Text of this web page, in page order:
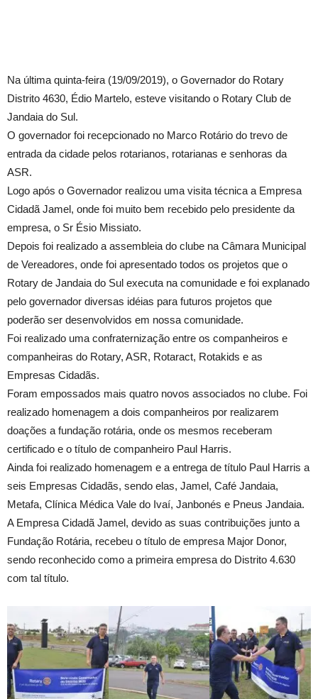
Na última quinta-feira (19/09/2019), o Governador do Rotary
Distrito 4630, Édio Martelo, esteve visitando o Rotary Club de
Jandaia do Sul.
O governador foi recepcionado no Marco Rotário do trevo de
entrada da cidade pelos rotarianos, rotarianas e senhoras da
ASR.
Logo após o Governador realizou uma visita técnica a Empresa
Cidadã Jamel, onde foi muito bem recebido pelo presidente da
empresa, o Sr Ésio Missiato.
Depois foi realizado a assembleia do clube na Câmara Municipal
de Vereadores, onde foi apresentado todos os projetos que o
Rotary de Jandaia do Sul executa na comunidade e foi explanado
pelo governador diversas idéias para futuros projetos que
poderão ser desenvolvidos em nossa comunidade.
Foi realizado uma confraternização entre os companheiros e
companheiras do Rotary, ASR, Rotaract, Rotakids e as
Empresas Cidadãs.
Foram empossados mais quatro novos associados no clube. Foi
realizado homenagem a dois companheiros por realizarem
doações a fundação rotária, onde os mesmos receberam
certificado e o título de companheiro Paul Harris.
Ainda foi realizado homenagem e a entrega de título Paul Harris a
seis Empresas Cidadãs, sendo elas, Jamel, Café Jandaia,
Metafa, Clínica Médica Vale do Ivaí, Janbonés e Pneus Jandaia.
A Empresa Cidadã Jamel, devido as suas contribuições junto a
Fundação Rotária, recebeu o título de empresa Major Donor,
sendo reconhecido como a primeira empresa do Distrito 4.630
com tal título.